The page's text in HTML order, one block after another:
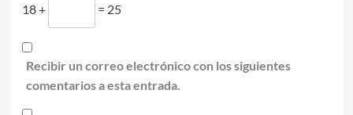
18 +
= 25
Recibir un correo electrónico con los siguientes
comentarios a esta entrada.